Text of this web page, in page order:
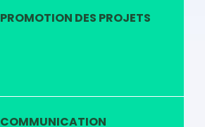
PROMOTION DES PROJETS
COMMUNICATION